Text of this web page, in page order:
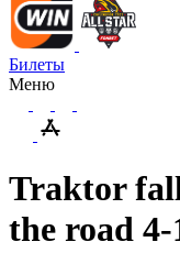
Билеты
Меню
Traktor
the road 4-